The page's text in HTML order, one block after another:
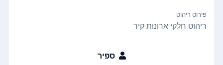
פירוט ריהוט
ריהוט חלקי ארונות קיר
ספיר